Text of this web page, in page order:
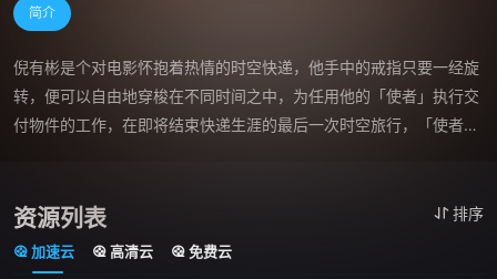
简介
倪有彬是个对电影怀抱着热情的时空快递，他手中的戒指只要一经旋
转，便可以自由地穿梭在不同时间之中，为任用他的「使者」执行交
付物件的工作，在即将结束快递生涯的最后一次时空旅行，「使者」
&nbsp; &nbsp; &nbsp; &nbsp; &nbsp; &nbsp; &nbsp; &nbsp;
&nbsp; &nbsp; &nbsp; &nbsp; &nbsp; &nbsp; &nbsp; &nbsp;
&nbsp; &nbsp; &nbsp; &nbsp; &nbsp; &nbsp; &nbsp; &nbsp;
资源列表 排序
加速云 高清云 免费云